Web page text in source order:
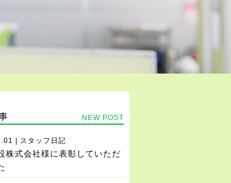
NEW POST
| スタッフ日記
株式会社様に表彰していただ